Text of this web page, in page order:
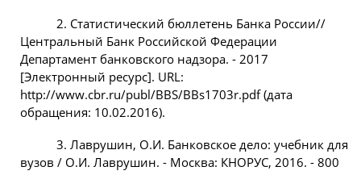
2. Статистический бюллетень Банка России//
Центральный Банк Российской Федерации
Департамент банковского надзора. - 2017
[Электронный ресурс]. URL:
http://www.cbr.ru/publ/BBS/BBs1703r.pdf (дата
обращения: 10.02.2016).
3. Лаврушин, О.И. Банковское дело: учебник для
вузов / О.И. Лаврушин. - Москва: КНОРУС, 2016. - 800